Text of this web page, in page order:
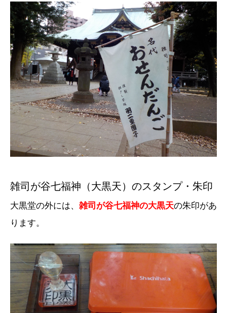
雑司が谷七福神（大黒天）のスタンプ・朱印
大黒堂の外には、 雑司が谷七福神の大黒天の朱印があ
ります。